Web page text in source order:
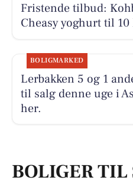
Fristende tilbud:
Cheasy yoghurt til 10
BOLIGMARKED
Lerbakken 5 og 1
til salg denne uge i
her.
BOLIGER TIL